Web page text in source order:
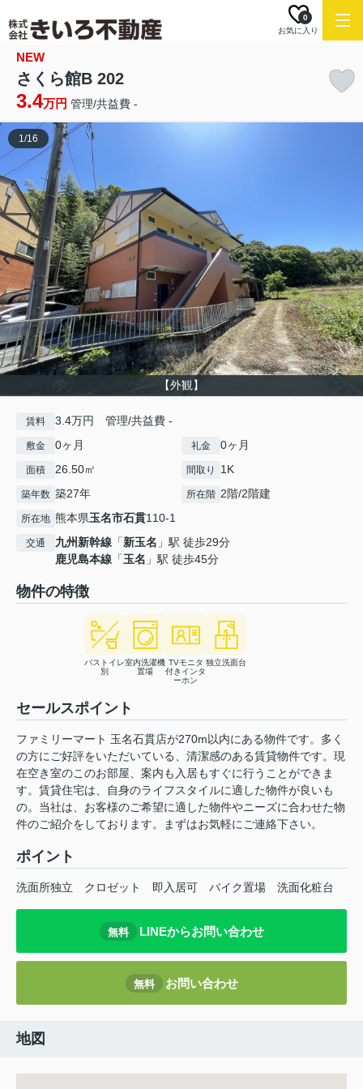
お気に入り
0
NEW
さくら館B 202
3.4万円 管理/共益費 -
【外観】
1/16
賃料 3.4万円 管理/共益費 -
敷金 0ヶ月 礼金 0ヶ月
面積 26.50㎡ 間取り 1K
築年数 築27年 所在階 2階/2階建
所在地 熊本県玉名市石貫110-1
交通 九州新幹線 「新玉名 」駅 徒歩29分
鹿児島本線 「玉名 」駅 徒歩45分
物件の特徴
バストイレ
別
室内洗濯機
置場
TVモニタ
付きインタ
ーホン
独立洗面台
セールスポイント
ファミリーマート 玉名石貫店が270m以内にある物件です。多く
の方にご好評をいただいている、清潔感のある賃貸物件です。現
在空き室のこのお部屋、案内も入居もすぐに行うことができま
す。賃貸住宅は、自身のライフスタイルに適した物件が良いも
の。当社は、お客様のご希望に適した物件やニーズに合わせた物
件のご紹介をしております。まずはお気軽にご連絡下さい。
ポイント
洗面所独立 クロゼット 即入居可 バイク置場 洗面化粧台
無料 LINEからお問い合わせ
無料 お問い合わせ
地図